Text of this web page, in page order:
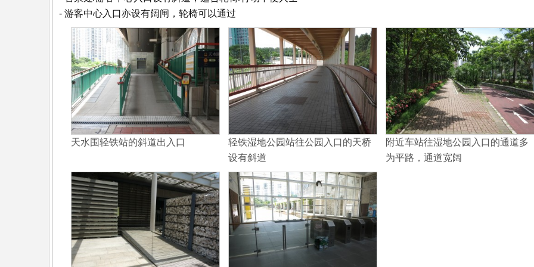
- 游客中心入口亦设有阔闸，轮椅可以通过
天水围轻铁站的斜道出入口
轻铁湿地公园站往公园入口的天桥
设有斜道
附近车站往湿地公园入口的通道多
为平路，通道宽阔